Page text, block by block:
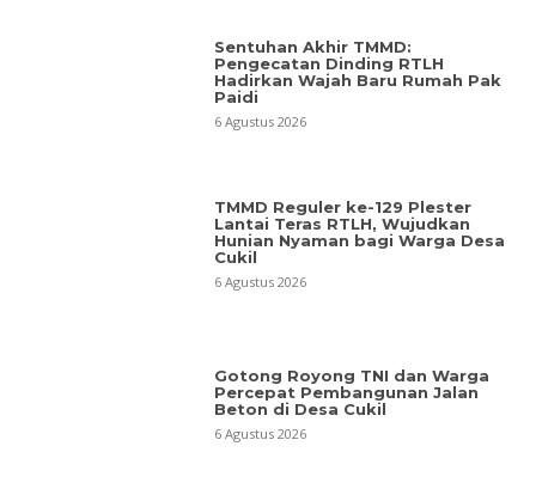
Sentuhan Akhir TMMD:
Pengecatan Dinding RTLH
Hadirkan Wajah Baru Rumah Pak
Paidi
6 Agustus 2026
TMMD Reguler ke-129 Plester
Lantai Teras RTLH, Wujudkan
Hunian Nyaman bagi Warga Desa
Cukil
6 Agustus 2026
Gotong Royong TNI dan Warga
Percepat Pembangunan Jalan
Beton di Desa Cukil
6 Agustus 2026